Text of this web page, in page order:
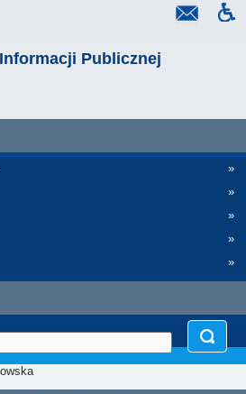
Publicznej
»
»
»
»
»